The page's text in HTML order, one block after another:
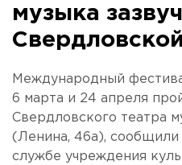
музыка
Международный
6 марта и 24 апреля
Свердловского театра
(Ленина, 46а), сообщили
службе учреждения